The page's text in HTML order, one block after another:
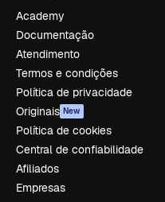
Academy
Documentação
Atendimento
Termos e condições
Política de privacidade
Originais New
Política de cookies
Central de confiabilidade
Afiliados
Empresas